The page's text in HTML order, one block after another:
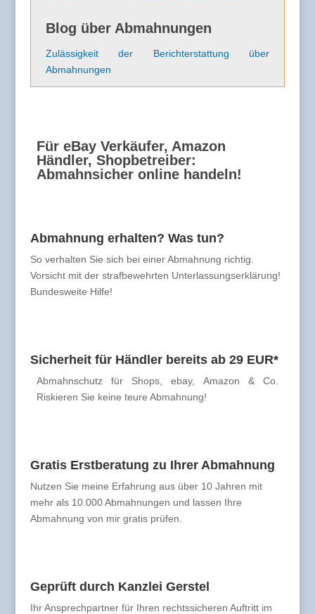
Blog über Abmahnungen
Zulässigkeit der Berichterstattung über
Abmahnungen
Für eBay Verkäufer, Amazon
Händler, Shopbetreiber:
Abmahnsicher online handeln!
Abmahnung erhalten? Was tun?
So verhalten Sie sich bei einer Abmahnung richtig.
Vorsicht mit der strafbewehrten Unterlassungserklärung!
Bundesweite Hilfe!
Sicherheit für Händler bereits ab 29 EUR*
Abmahnschutz für Shops, ebay, Amazon & Co.
Riskieren Sie keine teure Abmahnung!
Gratis Erstberatung zu Ihrer Abmahnung
Nutzen Sie meine Erfahrung aus über 10 Jahren mit
mehr als 10.000 Abmahnungen und lassen Ihre
Abmahnung von mir gratis prüfen.
Geprüft durch Kanzlei Gerstel
Ihr Ansprechpartner für Ihren rechtssicheren Auftritt im